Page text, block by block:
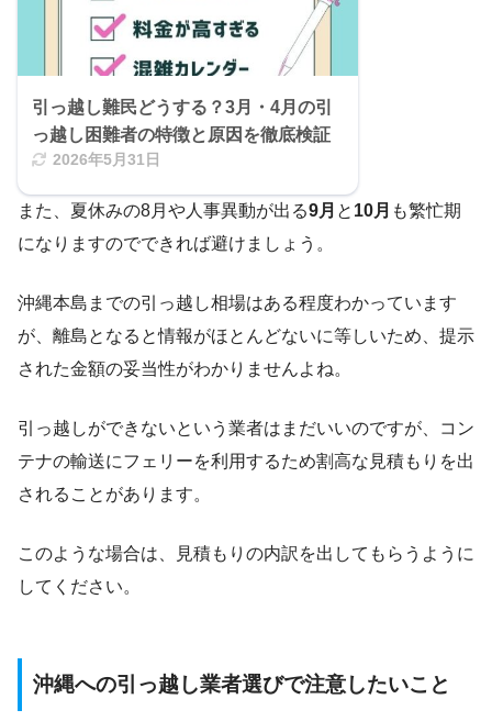
引っ越し難民どうする？3月・4月の引
っ越し困難者の特徴と原因を徹底検証
2026年5月31日
また、夏休みの8月や人事異動が出る9月 と 10月 も繁忙期
になりますのでできれば避けましょう。
沖縄本島までの引っ越し相場はある程度わかっています
が、離島となると情報がほとんどないに等しいため、提示
された金額の妥当性がわかりませんよね。
引っ越しができないという業者はまだいいのですが、コン
テナの輸送にフェリーを利用するため割高な見積もりを出
されることがあります。
このような場合は、見積もりの内訳を出してもらうように
してください。
沖縄への引っ越し業者選びで注意したいこと